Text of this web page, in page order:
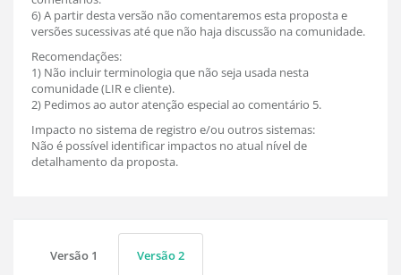
6) A partir desta versão não comentaremos esta proposta e
versões sucessivas até que não haja discussão na comunidade.
Recomendações:
1) Não incluir terminologia que não seja usada nesta
comunidade (LIR e cliente).
2) Pedimos ao autor atenção especial ao comentário 5.
Impacto no sistema de registro e/ou outros sistemas:
Não é possível identificar impactos no atual nível de
detalhamento da proposta.
Versão 1 Versão 2